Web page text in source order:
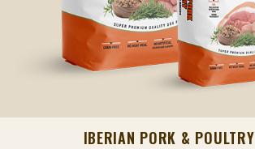
IBERIAN PORK & POULTRY